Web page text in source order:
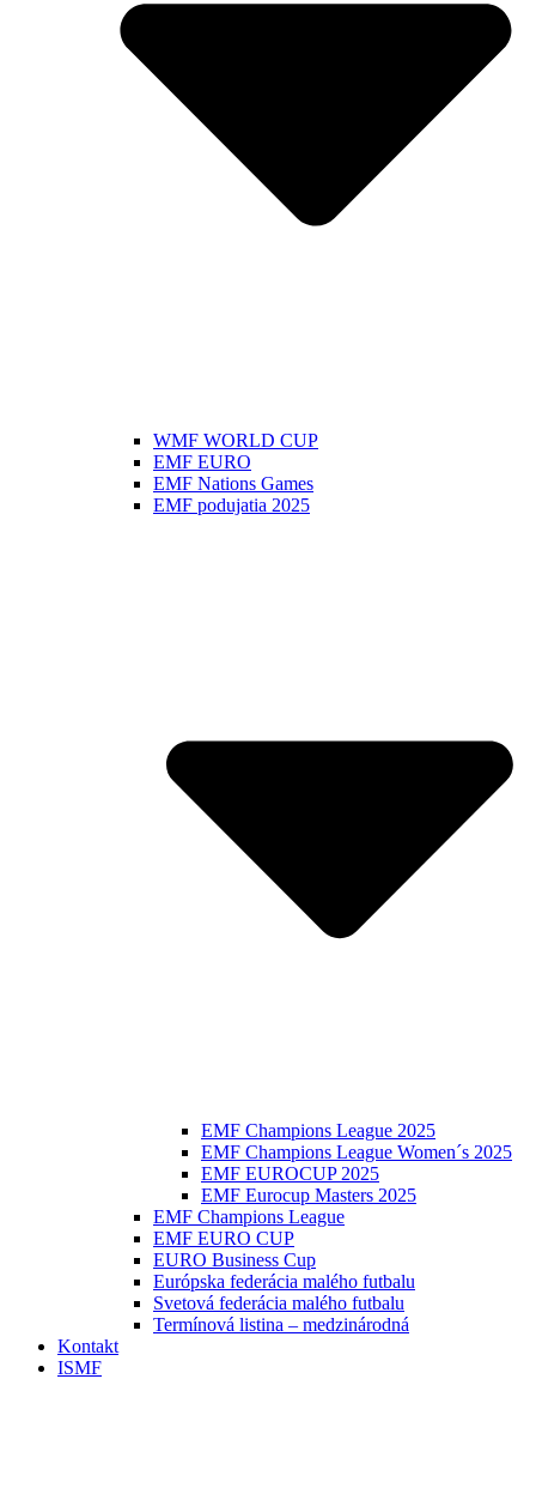
WMF WORLD CUP
EMF EURO
EMF Nations Games
EMF podujatia 2025
EMF Champions League 2025
EMF Champions League Women´s 2025
EMF EUROCUP 2025
EMF Eurocup Masters 2025
EMF Champions League
EMF EURO CUP
EURO Business Cup
Európska federácia malého futbalu
Svetová federácia malého futbalu
Termínová listina – medzinárodná
Kontakt
ISMF